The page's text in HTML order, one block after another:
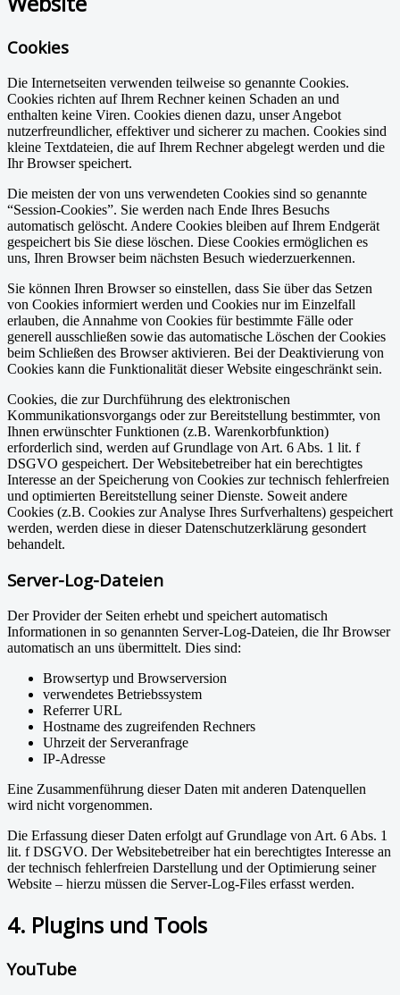
Cookies
Die Internetseiten verwenden teilweise so genannte Cookies.
Cookies richten auf Ihrem Rechner keinen Schaden an und
enthalten keine Viren. Cookies dienen dazu, unser Angebot
nutzerfreundlicher, effektiver und sicherer zu machen. Cookies sind
kleine Textdateien, die auf Ihrem Rechner abgelegt werden und die
Ihr Browser speichert.
Die meisten der von uns verwendeten Cookies sind so genannte
“Session-Cookies”. Sie werden nach Ende Ihres Besuchs
automatisch gelöscht. Andere Cookies bleiben auf Ihrem Endgerät
gespeichert bis Sie diese löschen. Diese Cookies ermöglichen es
uns, Ihren Browser beim nächsten Besuch wiederzuerkennen.
Sie können Ihren Browser so einstellen, dass Sie über das Setzen
von Cookies informiert werden und Cookies nur im Einzelfall
erlauben, die Annahme von Cookies für bestimmte Fälle oder
generell ausschließen sowie das automatische Löschen der Cookies
beim Schließen des Browser aktivieren. Bei der Deaktivierung von
Cookies kann die Funktionalität dieser Website eingeschränkt sein.
Cookies, die zur Durchführung des elektronischen
Kommunikationsvorgangs oder zur Bereitstellung bestimmter, von
Ihnen erwünschter Funktionen (z.B. Warenkorbfunktion)
erforderlich sind, werden auf Grundlage von Art. 6 Abs. 1 lit. f
DSGVO gespeichert. Der Websitebetreiber hat ein berechtigtes
Interesse an der Speicherung von Cookies zur technisch fehlerfreien
und optimierten Bereitstellung seiner Dienste. Soweit andere
Cookies (z.B. Cookies zur Analyse Ihres Surfverhaltens) gespeichert
werden, werden diese in dieser Datenschutzerklärung gesondert
behandelt.
Server-Log-Dateien
Der Provider der Seiten erhebt und speichert automatisch
Informationen in so genannten Server-Log-Dateien, die Ihr Browser
automatisch an uns übermittelt. Dies sind:
Browsertyp und Browserversion
verwendetes Betriebssystem
Referrer URL
Hostname des zugreifenden Rechners
Uhrzeit der Serveranfrage
IP-Adresse
Eine Zusammenführung dieser Daten mit anderen Datenquellen
wird nicht vorgenommen.
Die Erfassung dieser Daten erfolgt auf Grundlage von Art. 6 Abs. 1
lit. f DSGVO. Der Websitebetreiber hat ein berechtigtes Interesse an
der technisch fehlerfreien Darstellung und der Optimierung seiner
Website – hierzu müssen die Server-Log-Files erfasst werden.
4. Plugins und Tools
YouTube